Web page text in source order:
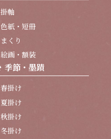
掛軸
色紙・短冊
まくり
絵画・額装
季節・墨蹟
春掛け
夏掛け
秋掛け
冬掛け